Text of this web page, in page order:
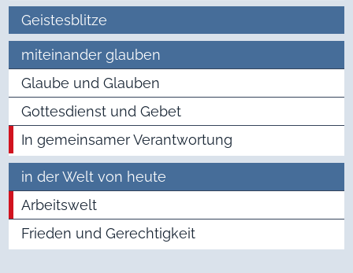
Geistesblitze
miteinander glauben
Glaube und Glauben
Gottesdienst und Gebet
In gemeinsamer Verantwortung
in der Welt von heute
Arbeitswelt
Frieden und Gerechtigkeit